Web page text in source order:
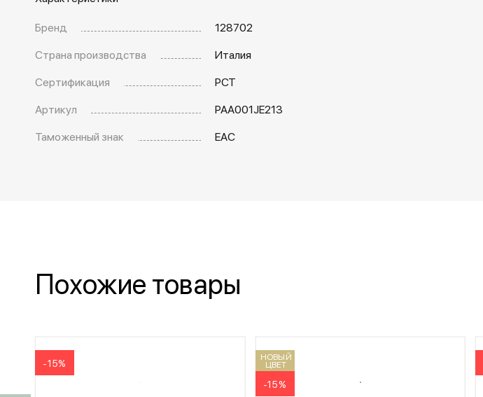
Бренд
128702
Страна производства
Италия
Сертификация
РСТ
Артикул
PAA001JE213
Таможенный знак
EAC
Похожие товары
-15% НОВЫЙ
ЦВЕТ
-15%